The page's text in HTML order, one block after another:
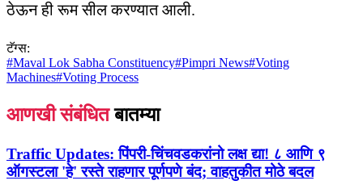
ठेऊन ही रूम सील करण्यात आली.
टॅग्स:
#Maval Lok Sabha Constituency#Pimpri News#Voting
Machines#Voting Process
आणखी संबंधित बातम्या
Traffic Updates: पिंपरी-चिंचवडकरांनो लक्ष द्या! ८ आणि ९
ऑगस्टला 'हे' रस्ते राहणार पूर्णपणे बंद; वाहतुकीत मोठे बदल